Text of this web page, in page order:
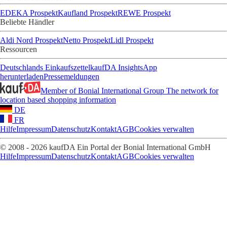
EDEKA ProspektKaufland ProspektREWE Prospekt
Beliebte Händler
Aldi Nord ProspektNetto ProspektLidl Prospekt
Ressourcen
Deutschlands EinkaufszettelkaufDA InsightsApp
herunterladenPressemeldungen
Member of Bonial International Group The network for
location based shopping information
DE
FR
HilfeImpressumDatenschutzKontaktAGBCookies verwalten
© 2008 - 2026 kaufDA Ein Portal der Bonial International GmbH
HilfeImpressumDatenschutzKontaktAGBCookies verwalten